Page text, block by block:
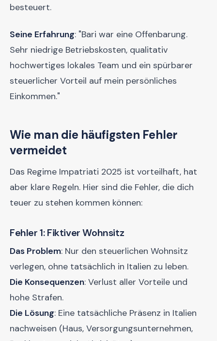
besteuert.
Seine Erfahrung: "Bari war eine Offenbarung.
Sehr niedrige Betriebskosten, qualitativ
hochwertiges lokales Team und ein spürbarer
steuerlicher Vorteil auf mein persönliches
Einkommen."
Wie man die häufigsten Fehler
vermeidet
Das Regime Impatriati 2025 ist vorteilhaft, hat
aber klare Regeln. Hier sind die Fehler, die dich
teuer zu stehen kommen können:
Fehler 1: Fiktiver Wohnsitz
Das Problem: Nur den steuerlichen Wohnsitz
verlegen, ohne tatsächlich in Italien zu leben.
Die Konsequenzen: Verlust aller Vorteile und
hohe Strafen.
Die Lösung: Eine tatsächliche Präsenz in Italien
nachweisen (Haus, Versorgungsunternehmen,